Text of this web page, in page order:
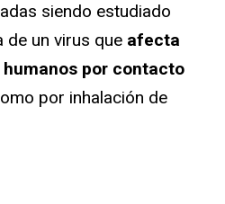
siendo estudiado
de un virus que afecta
humanos por contacto
por inhalación de